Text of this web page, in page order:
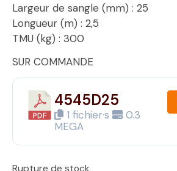
Largeur de sangle (mm) : 25
Longueur (m) : 2,5
TMU (kg) : 300
SUR COMMANDE
4545D25
1 fichier·s
0.3
MEGA
Rupture de stock